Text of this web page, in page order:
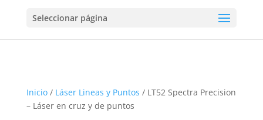
Seleccionar página
Inicio/ Láser Lineas y Puntos / LT52 Spectra Precision
– Láser en cruz y de puntos